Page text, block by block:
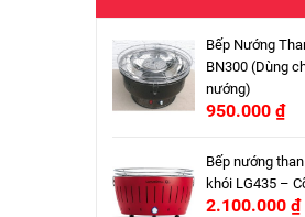
Bếp Nướng
BN300 (Dùng
nướng)
950.000 ₫
Bếp nướng
khói LG435 –
2.100.000 ₫